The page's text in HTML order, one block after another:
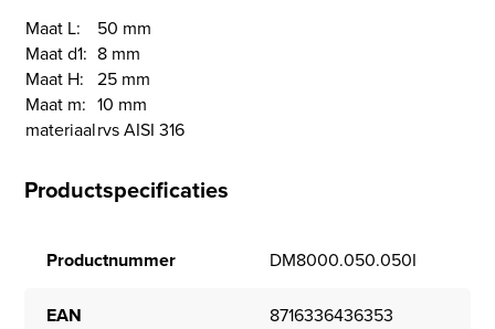
Maat L:
50 mm
Maat d1: 8 mm
Maat H: 25 mm
Maat m: 10 mm
materiaalrvs AISI 316
Productspecificaties
Productnummer DM8000.050.050I
EAN 8716336436353